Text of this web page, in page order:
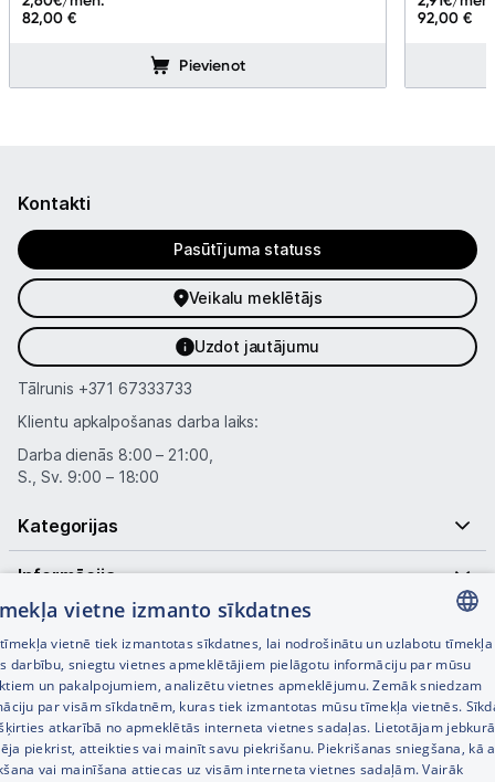
82,00 €
Pievienot
92,00 €
Kontakti
Pasūtījuma statuss
Veikalu meklētājs
Uzdot jautājumu
Tālrunis +371 67333733
Klientu apkalpošanas darba laiks:
Darba dienās 8:00 – 21:00,
S., Sv. 9:00 – 18:00
Kategorijas
Informācija
Noderīgas saites
LATVIAN
RUSSIAN
ENGLISH
vietne izmanto sīkdatnes
vietnē tiek izmantotas sīkdatnes, lai nodrošinātu un uzlabotu tīmekļa
darbību, sniegtu vietnes apmeklētājiem pielāgotu informāciju par mūsu
un pakalpojumiem, analizētu vietnes apmeklējumu. Zemāk sniedzam
par visām sīkdatnēm, kuras tiek izmantotas mūsu tīmekļa vietnēs.
atkarībā no apmeklētās interneta vietnes sadaļas. Lietotājam
piekrist, atteikties vai mainīt savu piekrišanu. Piekrišanas sniegšana, kā
vai mainīšana attiecas uz visām interneta vietnes sadaļām. Vairāk